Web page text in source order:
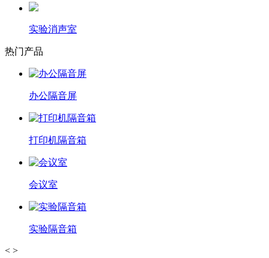
实验消声室
热门产品
办公隔音屏
打印机隔音箱
会议室
实验隔音箱
< >